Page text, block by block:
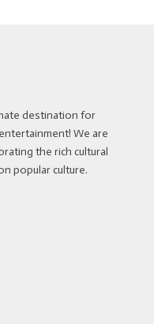
destination for
We are
the rich cultural
popular culture.